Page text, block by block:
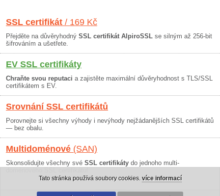
SSL certifikát / 169 Kč
Přejděte na důvěryhodný SSL certifikát AlpiroSSL se silným až 256-bit
šifrováním a ušetřete.
EV SSL certifikáty
Chraňte svou reputaci a zajistěte maximální důvěryhodnost s TLS/SSL
certifikátem s EV.
Srovnání SSL certifikátů
Porovnejte si všechny výhody i nevýhody nejžádanějších SSL certifikátů
— bez obalu.
Multidoménové (SAN)
Skonsolidujte všechny své SSL certifikáty do jednoho multi-
Tato stránka používá soubory cookies. více informací